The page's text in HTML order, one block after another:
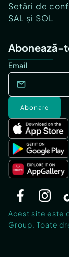
Setări de
SAL și SOL
Abonează-
Email
Abonare
Acest site este
Group. Toate